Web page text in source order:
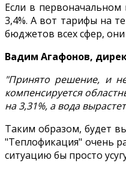
Если в
3,4%. А вот тарифы на
бюджетов всех сфер, они
Вадим Агафонов,
"Принято решение, и
компенсируется
на 3,31%, а вода
Таким образом, будет
"Теплофикация" очень
ситуацию бы просто